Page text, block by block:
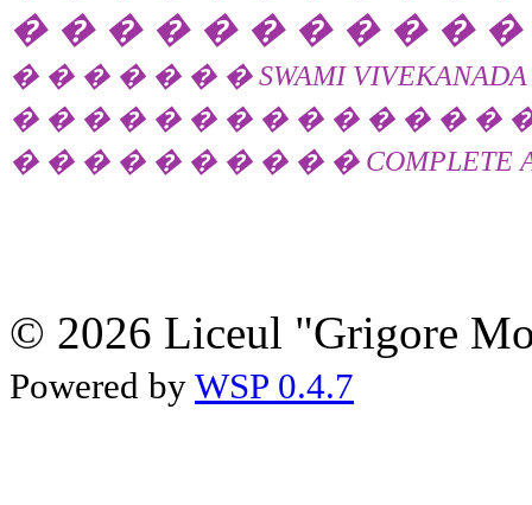
� � � � � � � � � �
� � � � � � � SWAMI
� � � � � � � � � � � � � �
� � � � � � � � � � COMPLETE ALE
© 2026 Liceul "Grigore
Powered by WSP 0.4.7